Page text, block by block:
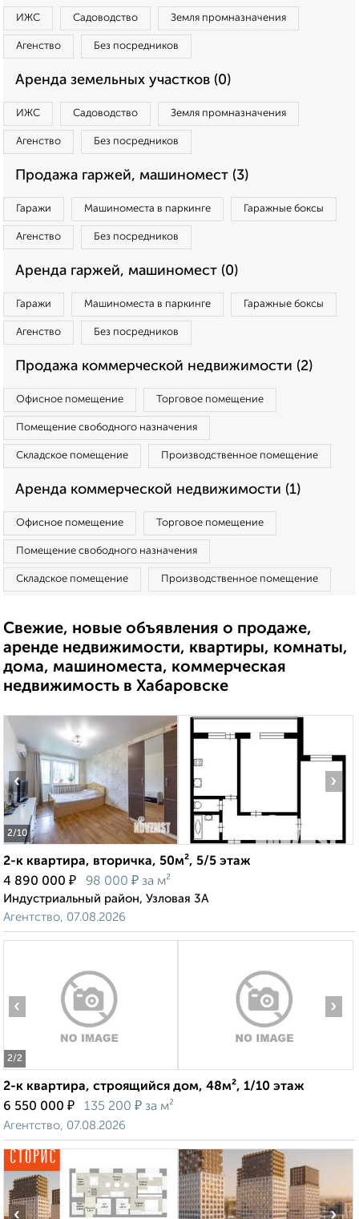
ИЖС Садоводство Земля промназначения
Агенство Без посредников
Аренда земельных участков (0)
ИЖС Садоводство Земля промназначения
Агенство Без посредников
Продажа гаржей, машиномест (3)
Гаражи Машиноместа в паркинге Гаражные боксы
Агенство Без посредников
Аренда гаржей, машиномест (0)
Гаражи Машиноместа в паркинге Гаражные боксы
Агенство Без посредников
Продажа коммерческой недвижимости (2)
Офисное помещение Торговое помещение
Помещение свободного назначения
Складское помещение Производственное помещение
Аренда коммерческой недвижимости (1)
Офисное помещение Торговое помещение
Помещение свободного назначения
Складское помещение Производственное помещение
Свежие, новые объявления о продаже,
аренде недвижимости, квартиры, комнаты,
дома, машиноместа, коммерческая
недвижимость в Хабаровске
2/10
‹ ›
2-к квартира, вторичка, 50м², 5/5 этаж
4 890 000 ₽ 98 000 ₽ за м²
Индустриальный район, Узловая 3А
Агентство, 07.08.2026
2/2
‹ ›
2-к квартира, строящийся дом, 48м², 1/10 этаж
6 550 000 ₽ 135 200 ₽ за м²
Агентство, 07.08.2026
‹ ›